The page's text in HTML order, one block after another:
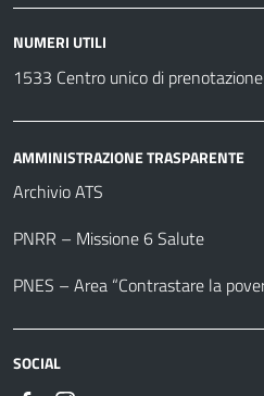
NUMERI UTILI
1533 Centro unico di prenotazione
AMMINISTRAZIONE TRASPARENTE
Archivio ATS
PNRR – Missione 6 Salute
PNES – Area “Contrastare la
SOCIAL